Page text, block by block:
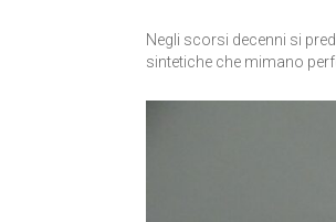
Negli scorsi decenni si
sintetiche che mimano